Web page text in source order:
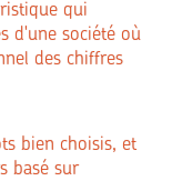
qui
d'une société où
des chiffres
bien choisis, et
basé sur